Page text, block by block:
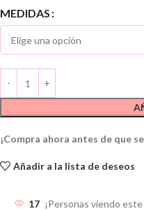
MEDIDAS
Alternative:
¡Compra ahora antes de que
Añadir a la lista de deseos
17 ¡Personas viendo